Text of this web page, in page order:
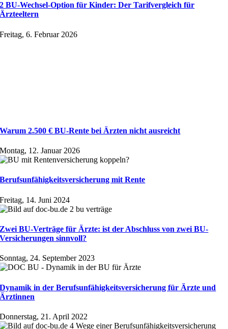
2 BU-Wechsel-Option für Kinder: Der Tarifvergleich für
Ärzteeltern
Freitag, 6. Februar 2026
Warum 2.500 € BU-Rente bei Ärzten nicht ausreicht
Montag, 12. Januar 2026
Berufsunfähigkeitsversicherung mit Rente
Freitag, 14. Juni 2024
Zwei BU-Verträge für Ärzte: ist der Abschluss von zwei BU-
Versicherungen sinnvoll?
Sonntag, 24. September 2023
Dynamik in der Berufs­unfähig­keits­ver­sicherung für Ärzte und
Ärztinnen
Donnerstag, 21. April 2022